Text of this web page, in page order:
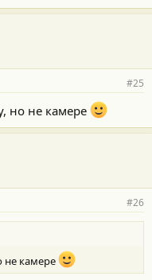
#25
но не камере
#26
не камере